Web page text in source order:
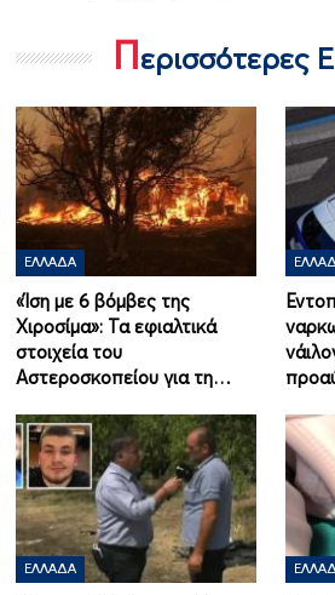
Περισσότερες
ΕΛΛΆΔΑ
«Ίση με 6 βόμβες της
Χιροσίμα»: Τα εφιαλτικά
στοιχεία του
Αστεροσκοπείου για τη…
ΕΛΛΆΔΑ